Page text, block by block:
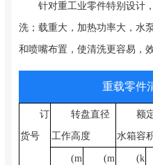
针对重工业零件特别设计
洗；载重大，加热功率大，水
和喷嘴布置，使清洗更容易，
重载零件
订
货号
转盘直径
工作高度
额
水箱容
(m (m (k